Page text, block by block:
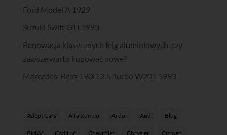
Ford Model A 1929
Suzuki Swift GTI 1993
Renowacja klasycznych felg aluminiowych, czy
zawsze warto kupować nowe?
Mercedes-Benz 190D 2.5 Turbo W201 1993
Adept Cars Alfa Romeo Ardor Audi Blog
BMW Cadillac Chevrolet Chrysler Citroen